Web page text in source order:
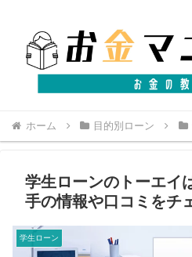
ホーム 目的別ローン
学生ローンのトーエイ
手の情報や口コミをチ
学生ローン